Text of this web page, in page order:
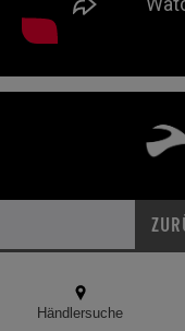
Händlersuche